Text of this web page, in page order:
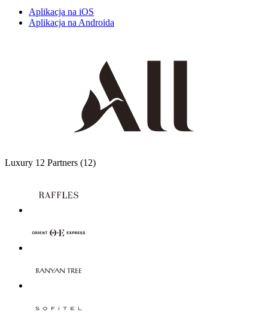
Aplikacja na iOS
Aplikacja na Androida
Luxury 12 Partners (12)